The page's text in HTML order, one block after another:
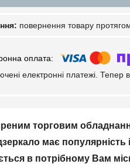
повернення товару
електронні платежі.
торговим
має популярність
в потрібному Вам